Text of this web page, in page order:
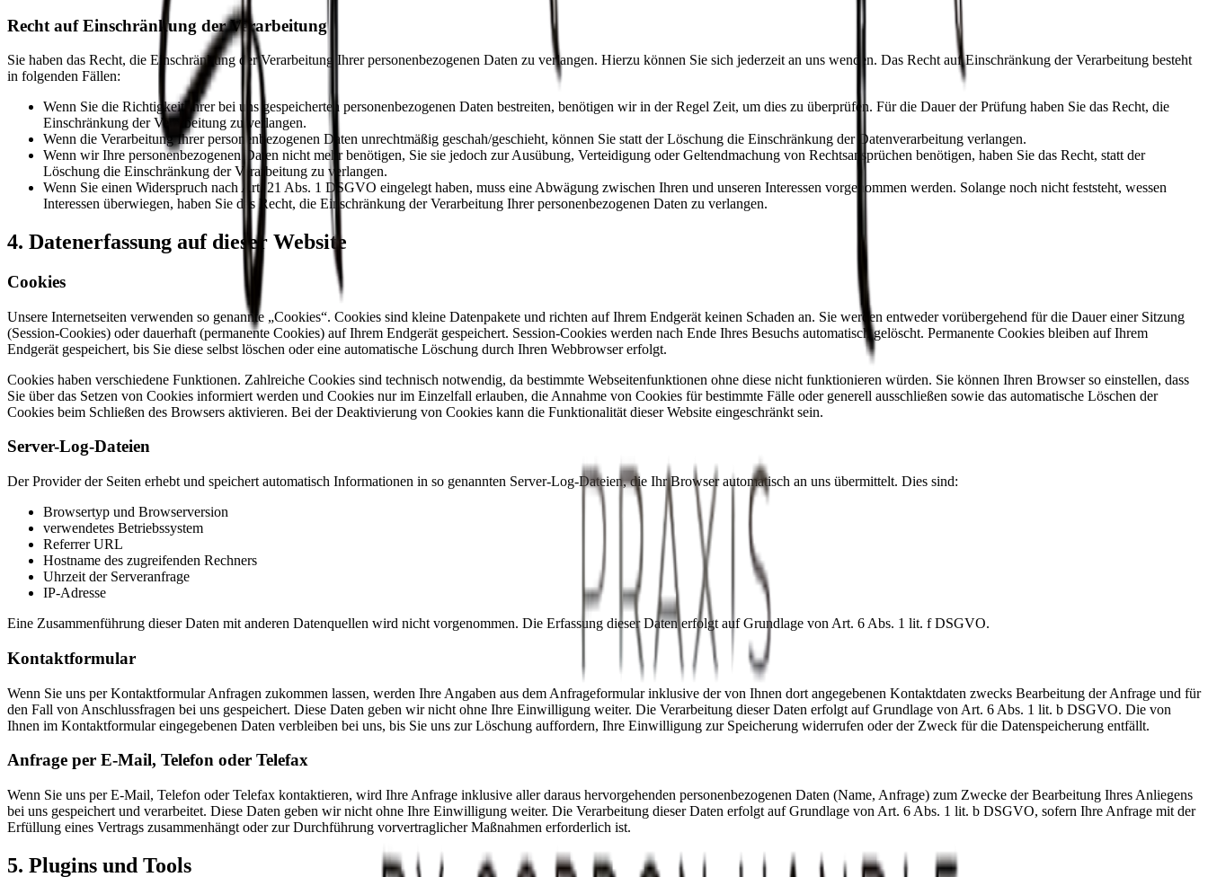
Recht auf Einschränkung der Verarbeitung
Sie haben das Recht, die Einschränkung der Verarbeitung Ihrer personenbezogenen Daten zu verlangen. Hierzu können Sie sich jederzeit an uns wenden. Das Recht auf Einschränkung der Verarbeitung besteht
in folgenden Fällen:
Wenn Sie die Richtigkeit Ihrer bei uns gespeicherten personenbezogenen Daten bestreiten, benötigen wir in der Regel Zeit, um dies zu überprüfen. Für die Dauer der Prüfung haben Sie das Recht, die
Einschränkung der Verarbeitung zu verlangen.
Wenn die Verarbeitung Ihrer personenbezogenen Daten unrechtmäßig geschah/geschieht, können Sie statt der Löschung die Einschränkung der Datenverarbeitung verlangen.
Wenn wir Ihre personenbezogenen Daten nicht mehr benötigen, Sie sie jedoch zur Ausübung, Verteidigung oder Geltendmachung von Rechtsansprüchen benötigen, haben Sie das Recht, statt der
Löschung die Einschränkung der Verarbeitung zu verlangen.
Wenn Sie einen Widerspruch nach Art. 21 Abs. 1 DSGVO eingelegt haben, muss eine Abwägung zwischen Ihren und unseren Interessen vorgenommen werden. Solange noch nicht feststeht, wessen
Interessen überwiegen, haben Sie das Recht, die Einschränkung der Verarbeitung Ihrer personenbezogenen Daten zu verlangen.
4. Datenerfassung auf dieser Website
Cookies
Unsere Internetseiten verwenden so genannte „Cookies“. Cookies sind kleine Datenpakete und richten auf Ihrem Endgerät keinen Schaden an. Sie werden entweder vorübergehend für die Dauer einer Sitzung
(Session-Cookies) oder dauerhaft (permanente Cookies) auf Ihrem Endgerät gespeichert. Session-Cookies werden nach Ende Ihres Besuchs automatisch gelöscht. Permanente Cookies bleiben auf Ihrem
Endgerät gespeichert, bis Sie diese selbst löschen oder eine automatische Löschung durch Ihren Webbrowser erfolgt.
Cookies haben verschiedene Funktionen. Zahlreiche Cookies sind technisch notwendig, da bestimmte Webseitenfunktionen ohne diese nicht funktionieren würden. Sie können Ihren Browser so einstellen, dass
Sie über das Setzen von Cookies informiert werden und Cookies nur im Einzelfall erlauben, die Annahme von Cookies für bestimmte Fälle oder generell ausschließen sowie das automatische Löschen der
Cookies beim Schließen des Browsers aktivieren. Bei der Deaktivierung von Cookies kann die Funktionalität dieser Website eingeschränkt sein.
Server-Log-Dateien
Der Provider der Seiten erhebt und speichert automatisch Informationen in so genannten Server-Log-Dateien, die Ihr Browser automatisch an uns übermittelt. Dies sind:
Browsertyp und Browserversion
verwendetes Betriebssystem
Referrer URL
Hostname des zugreifenden Rechners
Uhrzeit der Serveranfrage
IP-Adresse
Eine Zusammenführung dieser Daten mit anderen Datenquellen wird nicht vorgenommen. Die Erfassung dieser Daten erfolgt auf Grundlage von Art. 6 Abs. 1 lit. f DSGVO.
Kontaktformular
Wenn Sie uns per Kontaktformular Anfragen zukommen lassen, werden Ihre Angaben aus dem Anfrageformular inklusive der von Ihnen dort angegebenen Kontaktdaten zwecks Bearbeitung der Anfrage und für
den Fall von Anschlussfragen bei uns gespeichert. Diese Daten geben wir nicht ohne Ihre Einwilligung weiter. Die Verarbeitung dieser Daten erfolgt auf Grundlage von Art. 6 Abs. 1 lit. b DSGVO. Die von
Ihnen im Kontaktformular eingegebenen Daten verbleiben bei uns, bis Sie uns zur Löschung auffordern, Ihre Einwilligung zur Speicherung widerrufen oder der Zweck für die Datenspeicherung entfällt.
Anfrage per E-Mail, Telefon oder Telefax
Wenn Sie uns per E-Mail, Telefon oder Telefax kontaktieren, wird Ihre Anfrage inklusive aller daraus hervorgehenden personenbezogenen Daten (Name, Anfrage) zum Zwecke der Bearbeitung Ihres Anliegens
bei uns gespeichert und verarbeitet. Diese Daten geben wir nicht ohne Ihre Einwilligung weiter. Die Verarbeitung dieser Daten erfolgt auf Grundlage von Art. 6 Abs. 1 lit. b DSGVO, sofern Ihre Anfrage mit der
Erfüllung eines Vertrags zusammenhängt oder zur Durchführung vorvertraglicher Maßnahmen erforderlich ist.
5. Plugins und Tools